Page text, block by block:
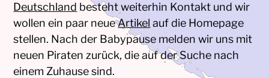
Deutschland besteht weiterhin Kontakt und wir
wollen ein paar neueArtikel auf die Homepage
stellen. Nach der Babypause melden wir uns mit
neuen Piraten zurück, die auf der Suche nach
einem Zuhause sind.